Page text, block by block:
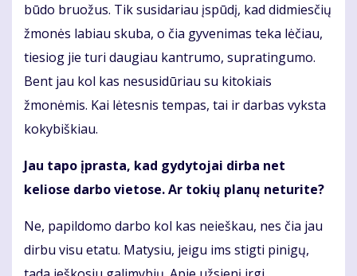
būdo bruožus. Tik susidariau įspūdį, kad didmiesčių
žmonės labiau skuba, o čia gyvenimas teka lėčiau,
tiesiog jie turi daugiau kantrumo, supratingumo.
Bent jau kol kas nesusidūriau su kitokiais
žmonėmis. Kai lėtesnis tempas, tai ir darbas vyksta
kokybiškiau.
Jau tapo įprasta, kad gydytojai dirba net
keliose darbo vietose. Ar tokių planų neturite?
Ne, papildomo darbo kol kas neieškau, nes čia jau
dirbu visu etatu. Matysiu, jeigu ims stigti pinigų,